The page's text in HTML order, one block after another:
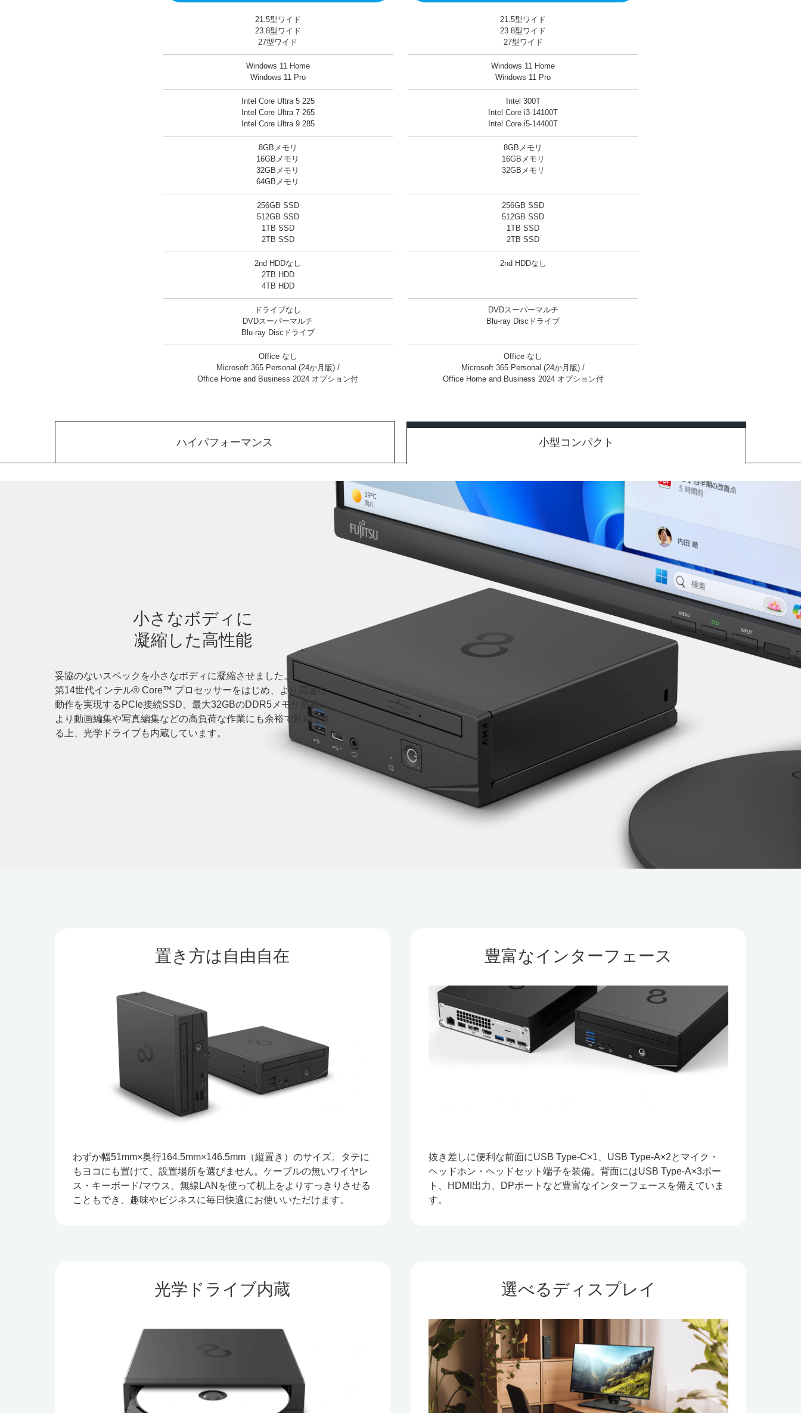
21.5型ワイド
23.8型ワイド
27型ワイド
Windows 11 Home
Windows 11 Pro
Intel Core Ultra 5 225
Intel Core Ultra 7 265
Intel Core Ultra 9 285
8GBメモリ
16GBメモリ
32GBメモリ
64GBメモリ
256GB SSD
512GB SSD
1TB SSD
2TB SSD
2nd HDDなし
2TB HDD
4TB HDD
ドライブなし
DVDスーパーマルチ
Blu-ray Discドライブ
Office なし
Microsoft 365 Personal (24か月版) /
Office Home and Business 2024 オプション付
21.5型ワイド
23.8型ワイド
27型ワイド
Windows 11 Home
Windows 11 Pro
Intel 300T
Intel Core i3-14100T
Intel Core i5-14400T
8GBメモリ
16GBメモリ
32GBメモリ
256GB SSD
512GB SSD
1TB SSD
2TB SSD
2nd HDDなし
DVDスーパーマルチ
Blu-ray Discドライブ
Office なし
Microsoft 365 Personal (24か月版) /
Office Home and Business 2024 オプション付
ハイパフォーマンス 小型コンパクト
小さなボディに
凝縮した高性能
妥協のないスペックを小さなボディに凝縮させました。
第14世代インテル® Core™ プロセッサーをはじめ、より高速な
動作を実現するPCIe接続SSD、最大32GBのDDR5メモリ搭載に
より動画編集や写真編集などの高負荷な作業にも余裕で対応でき
る上、光学ドライブも内蔵しています。
置き方は自由自在
わずか幅51mm×奥行164.5mm×146.5mm（縦置き）のサイズ。タテに
もヨコにも置けて、設置場所を選びません。ケーブルの無いワイヤレ
ス・キーボード/マウス、無線LANを使って机上をよりすっきりさせる
こともでき、趣味やビジネスに毎日快適にお使いいただけます。
豊富なインターフェース
抜き差しに便利な前面にUSB Type-C×1、USB Type-A×2とマイク・
ヘッドホン・ヘッドセット端子を装備。背面にはUSB Type-A×3ポー
ト、HDMI出力、DPポートなど豊富なインターフェースを備えていま
す。
光学ドライブ内蔵 選べるディスプレイ